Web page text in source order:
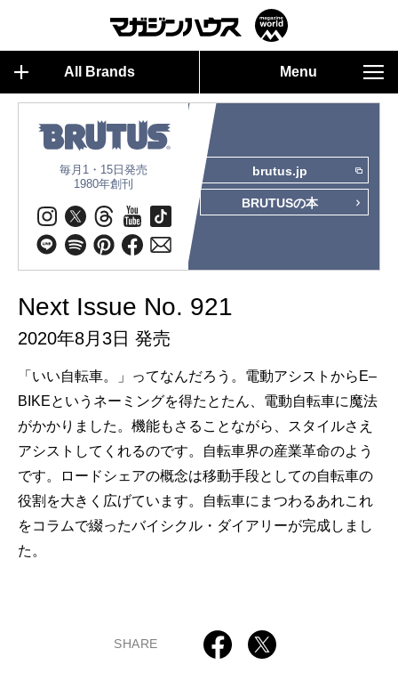
All Brands Menu
毎月1・15日発売
1980年創刊
brutus.jp
BRUTUSの本
Next Issue No. 921
2020年8月3日 発売
「いい自転車。」ってなんだろう。電動アシストからE‒
BIKEというネーミングを得たとたん、電動自転車に魔法
がかかりました。機能もさることながら、スタイルさえ
アシストしてくれるのです。自転車界の産業革命のよう
です。ロードシェアの概念は移動手段としての自転車の
役割を大きく広げています。自転車にまつわるあれこれ
をコラムで綴ったバイシクル・ダイアリーが完成しまし
た。
SHARE